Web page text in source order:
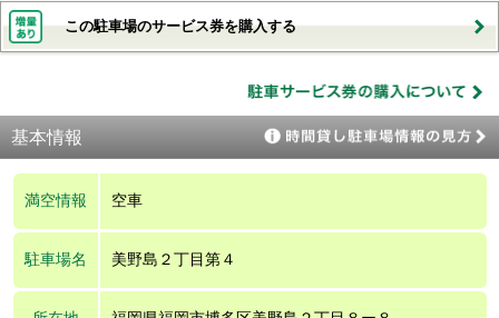
この駐車場のサービス券を購入する
基本情報
満空情報 空車
駐車場名 美野島２丁目第４